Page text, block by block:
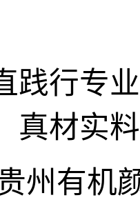
践行专
真材实
州有机